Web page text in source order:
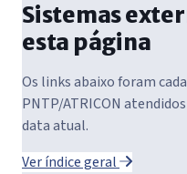
Sistemas
esta página
Os links abaixo foram
PNTP/ATRICON
data atual.
Ver índice geral